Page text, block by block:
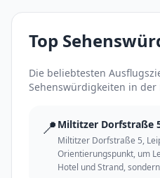
Top
Die beliebtesten
Sehenswürdigkeiten in der
📍 Miltitzer Dorfstraße
Miltitzer Dorfstraße 5,
Orientierungspunkt, um
Hotel und Strand,